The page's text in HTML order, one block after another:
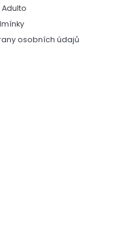
osobních údajů